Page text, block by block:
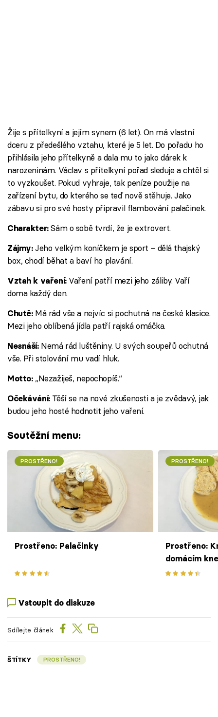
Žije s přítelkyní a jejím synem (6 let). On má vlastní
dceru z předešlého vztahu, které je 5 let. Do pořadu ho
přihlásila jeho přítelkyně a dala mu to jako dárek k
narozeninám. Václav s přítelkyní pořad sleduje a chtěl si
to vyzkoušet. Pokud vyhraje, tak peníze použije na
zařízení bytu, do kterého se teď nově stěhuje. Jako
zábavu si pro své hosty připravil flambování palačinek.
Charakter:Sám o sobě tvrdí, že je extrovert.
Zájmy:Jeho velkým koníčkem je sport – dělá thajský
box, chodí běhat a baví ho plavání.
Vztah k vaření: Vaření patří mezi jeho záliby. Vaří
doma každý den.
Chutě: Má rád vše a nejvíc si pochutná na české klasice.
Mezi jeho oblíbená jídla patří rajská omáčka.
Nesnáší: Nemá rád luštěniny. U svých soupeřů ochutná
vše. Při stolování mu vadí hluk.
Motto: „Nezažiješ, nepochopíš.“
Očekávání: Těší se na nové zkušenosti a je zvědavý, jak
budou jeho hosté hodnotit jeho vaření.
Soutěžní menu:
PROSTŘENO!
Prostřeno: Palačinky
PROSTŘENO!
Prostřeno:
domácím
Vstoupit do diskuze
Sdílejte článek
ŠTÍTKY PROSTŘENO!